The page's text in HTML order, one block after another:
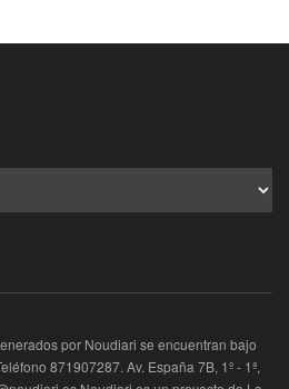
por Noudiari se encuentran bajo
871907287. Av. España 7B, 1º - 1ª,